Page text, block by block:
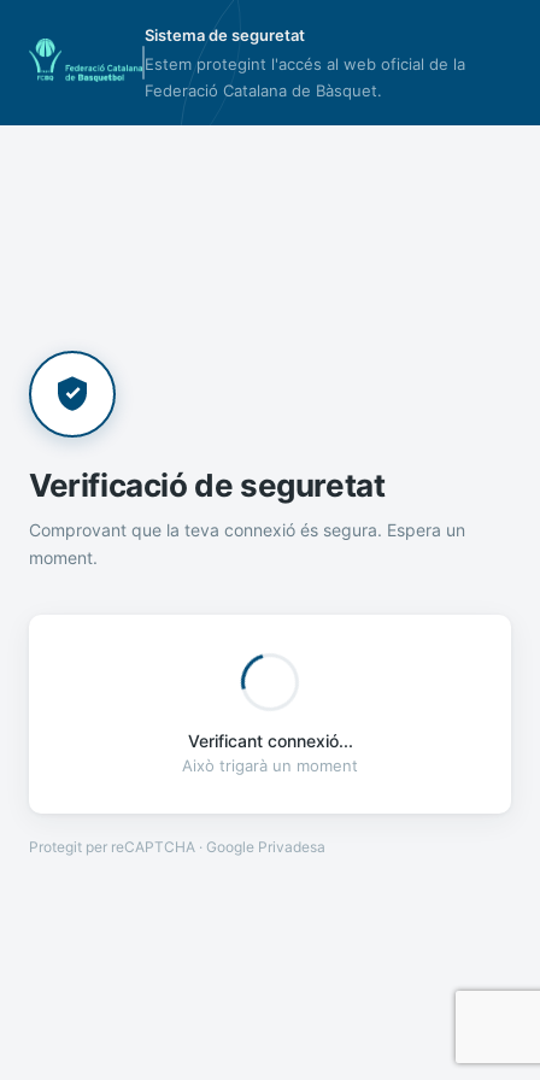
Sistema de seguretat
Estem protegint l'accés al web oficial de la
Federació Catalana de Bàsquet.
Verificació de seguretat
Comprovant que la teva connexió és segura. Espera un
moment.
Verificant connexió...
Això trigarà un moment
Protegit per reCAPTCHA · Google Privadesa